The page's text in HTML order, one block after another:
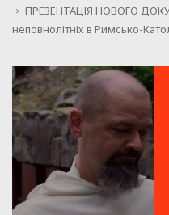
ПРЕЗЕНТАЦІЯ НОВОГО
неповнолітніх в Римсько-